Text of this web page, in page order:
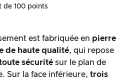
de 100 points
est fabriquée en pierre
de haute qualité, qui repose
sécurité sur le plan de
Sur la face inférieure, trois